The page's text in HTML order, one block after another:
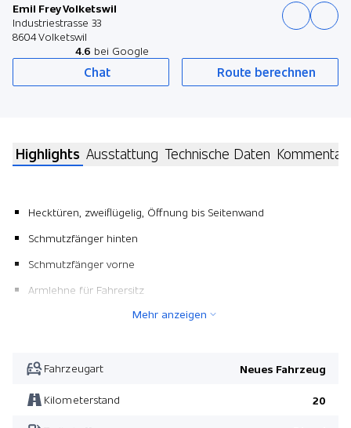
Emil Frey Volketswil
Industriestrasse 33
8604 Volketswil
4.6 bei Google
Chat Route berechnen
Highlights Ausstattung Technische Daten Kommentar
Hecktüren, zweiflügelig, Öffnung bis Seitenwand
Schmutzfänger hinten
Schmutzfänger vorne
Armlehne für Fahrersitz
Automatikgetriebe 9G-TRONIC
Trennwand mit Fenster
Fenster fix im Laderaum vorne rechts
Mehr anzeigen
Fahrzeugart Neues Fahrzeug
Kilometerstand 20